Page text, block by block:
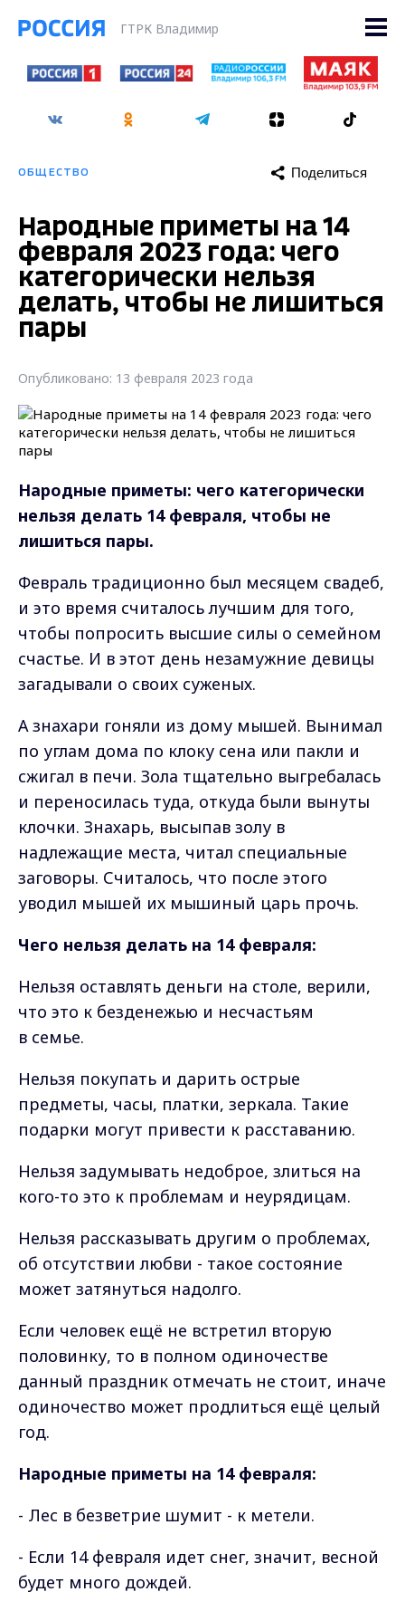
ГТРК Владимир
ОБЩЕСТВО Поделиться
Народные приметы на 14
февраля 2023 года: чего
категорически нельзя
делать, чтобы не лишиться
пары
Опубликовано: 13 февраля 2023 года
Народные приметы: чего категорически
нельзя делать 14 февраля, чтобы не
лишиться пары.
Февраль традиционно был месяцем свадеб,
и это время считалось лучшим для того,
чтобы попросить высшие силы о семейном
счастье. И в этот день незамужние девицы
загадывали о своих суженых.
А знахари гоняли из дому мышей. Вынимал
по углам дома по клоку сена или пакли и
сжигал в печи. Зола тщательно выгребалась
и переносилась туда, откуда были вынуты
клочки. Знахарь, высыпав золу в
надлежащие места, читал специальные
заговоры. Считалось, что после этого
уводил мышей их мышиный царь прочь.
Чего нельзя делать на 14 февраля:
Нельзя оставлять деньги на столе, верили,
что это к безденежью и несчастьям
в семье.
Нельзя покупать и дарить острые
предметы, часы, платки, зеркала. Такие
подарки могут привести к расставанию.
Нельзя задумывать недоброе, злиться на
кого-то это к проблемам и неурядицам.
Нельзя рассказывать другим о проблемах,
об отсутствии любви - такое состояние
может затянуться надолго.
Если человек ещё не встретил вторую
половинку, то в полном одиночестве
данный праздник отмечать не стоит, иначе
одиночество может продлиться ещё целый
год.
Народные приметы на 14 февраля:
- Лес в безветрие шумит - к метели.
- Если 14 февраля идет снег, значит, весной
будет много дождей.